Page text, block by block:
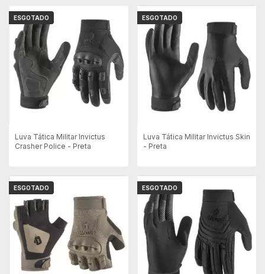
ESGOTADO
Luva Tática Militar Invictus
Crasher Police - Preta
ESGOTADO
Luva Tática Militar Invictus Skin
- Preta
ESGOTADO ESGOTADO